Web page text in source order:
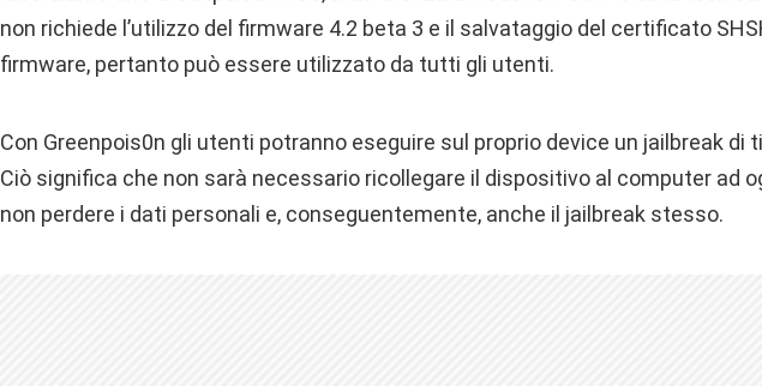
non richiede l’utilizzo del firmware 4.2 beta 3 e il salvataggio del certificato
firmware, pertanto può essere utilizzato da tutti gli utenti.
Con Greenpois0n gli utenti potranno eseguire sul proprio device un jailbreak di
Ciò significa che non sarà necessario ricollegare il dispositivo al computer ad
non perdere i dati personali e, conseguentemente, anche il jailbreak stesso.